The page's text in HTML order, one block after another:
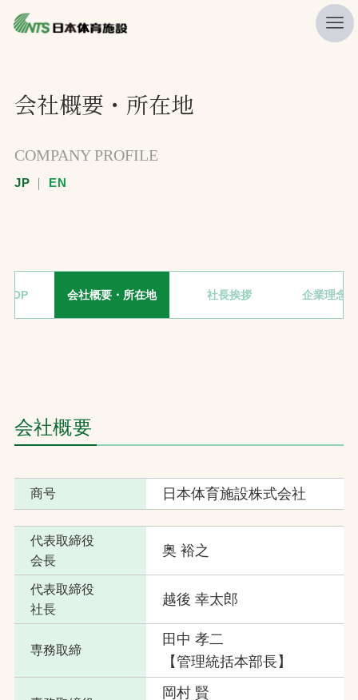
ニュース
レポート
会社概要
お取引先の皆様へ
ソーシャルメディアポリシー
文字の見えづらさや操作にお困りの方へ
会社概要・所在地
COMPANY PROFILE
JP ｜ EN
TOP 会社概要・所在地 社長挨拶 企業理念
会社概要
商号 日本体育施設株式会社
代表取締役
会長
奥 裕之
代表取締役
社長
越後 幸太郎
専務取締
田中 孝二
【管理統括本部長】
岡村 賢